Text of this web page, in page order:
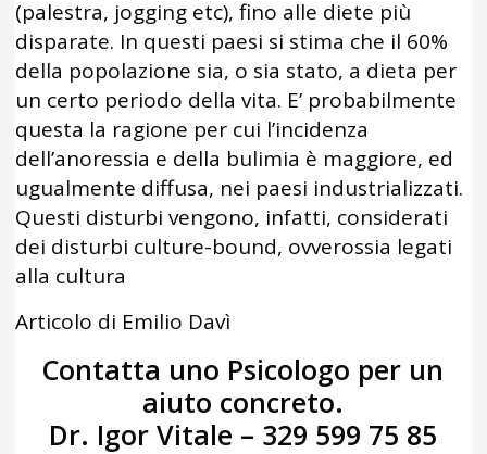
(palestra, jogging etc), fino alle diete più
disparate. In questi paesi si stima che il 60%
della popolazione sia, o sia stato, a dieta per
un certo periodo della vita. E’ probabilmente
questa la ragione per cui l’incidenza
dell’anoressia e della bulimia è maggiore, ed
ugualmente diffusa, nei paesi industrializzati.
Questi disturbi vengono, infatti, considerati
dei disturbi culture-bound, ovverossia legati
alla cultura
Articolo di Emilio Davì
Contatta uno Psicologo per un
aiuto concreto.
Dr. Igor Vitale – 329 599 75 85